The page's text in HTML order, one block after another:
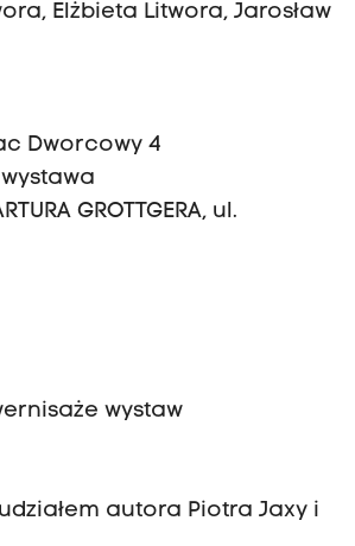
Elżbieta Litwora, Jarosław
Dworcowy 4
GROTTGERA, ul.
wystaw
autora Piotra Jaxy i